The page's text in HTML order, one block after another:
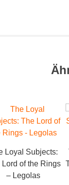
Loyal Subjects:
Lord of the Rings
– Legolas